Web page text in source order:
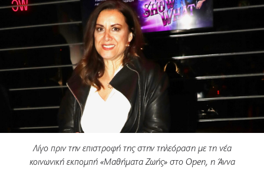
Λίγο πριν την επιστροφή της στην τηλεόραση με τη νέα
κοινωνική εκπομπή «Μαθήματα Ζωής» στο Open, η Άννα